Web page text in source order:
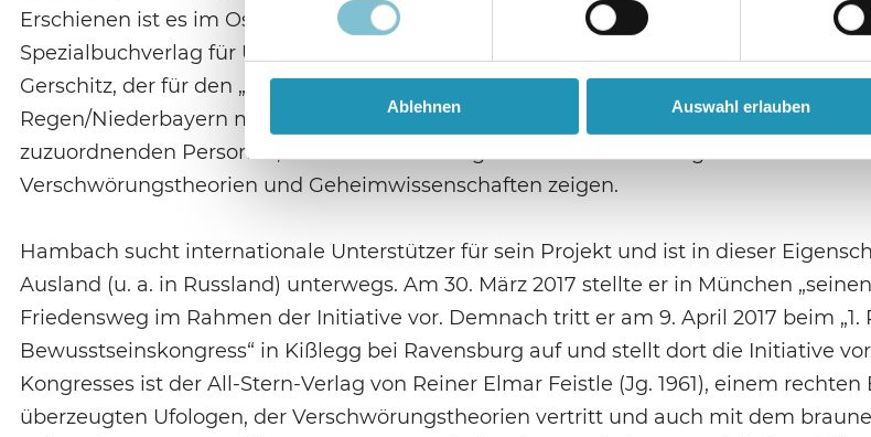
Ablehnen Auswahl erlauben
Erschienen ist es im Osiris-Verlag, einem im niederbayerischen Schönberg
Spezialbuchverlag für Ufologie, Geheimgesellschaften und Grenzwissenschaften.
Gerschitz, der für den „Regentreff“ verantwortlich zeichnet. Es handelt sich dabei um
Regen/Niederbayern monatlich stattfindendes Treffen von eher dem
zuzuordnenden Personen, die untereinander gut vernetzt sind und großes Interesse
Verschwörungstheorien und Geheimwissenschaften zeigen.
Hambach sucht internationale Unterstützer für sein Projekt und ist in dieser
Ausland (u. a. in Russland) unterwegs. Am 30. März 2017 stellte er in München
Friedensweg im Rahmen der Initiative vor. Demnach tritt er am 9. April 2017 beim „1.
Bewusstseinskongress“ in Kißlegg bei Ravensburg auf und stellt dort die Initiative
Kongresses ist der All-Stern-Verlag von Reiner Elmar Feistle (Jg. 1961), einem rechten
überzeugten Ufologen, der Verschwörungstheorien vertritt und auch mit dem